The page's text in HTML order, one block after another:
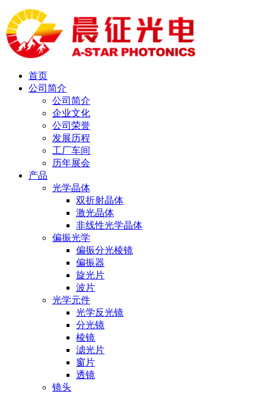
首页
公司简介
公司简介
企业文化
公司荣誉
发展历程
工厂车间
历年展会
产品
光学晶体
双折射晶体
激光晶体
非线性光学晶体
偏振光学
偏振分光棱镜
偏振器
旋光片
波片
光学元件
光学反光镜
分光镜
棱镜
滤光片
窗片
透镜
镜头